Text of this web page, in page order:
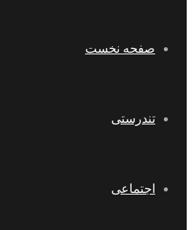
صفحه نخست
تندرستی
اجتماعی